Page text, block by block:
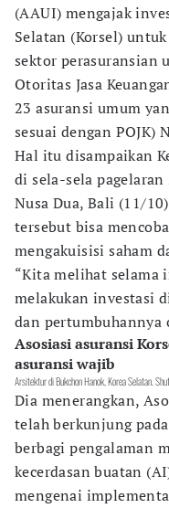
(AAUI) mengajak
Selatan (Korsel)
sektor perasuransian
Otoritas Jasa
23 asuransi umum
sesuai dengan POJK)
Hal itu disampaikan
di sela-sela
Nusa Dua, Bali (11/
tersebut bisa
mengakuisisi saham
“Kita melihat selama
melakukan investasi
dan pertumbuhannya
Asosiasi asuransi
asuransi wajib
Arsitektur di Bukchon Hanok, Korea Selatan.
Dia menerangkan,
telah berkunjung
berbagi pengalaman
kecerdasan buatan
mengenai